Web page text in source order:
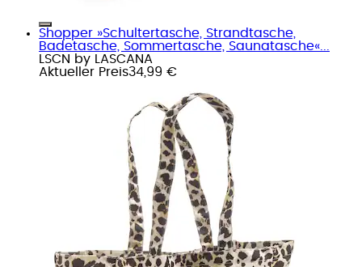
Shopper »Schultertasche, Strandtasche,
Badetasche, Sommertasche, Saunatasche«...
LSCN by LASCANA
Aktueller Preis34,99 €